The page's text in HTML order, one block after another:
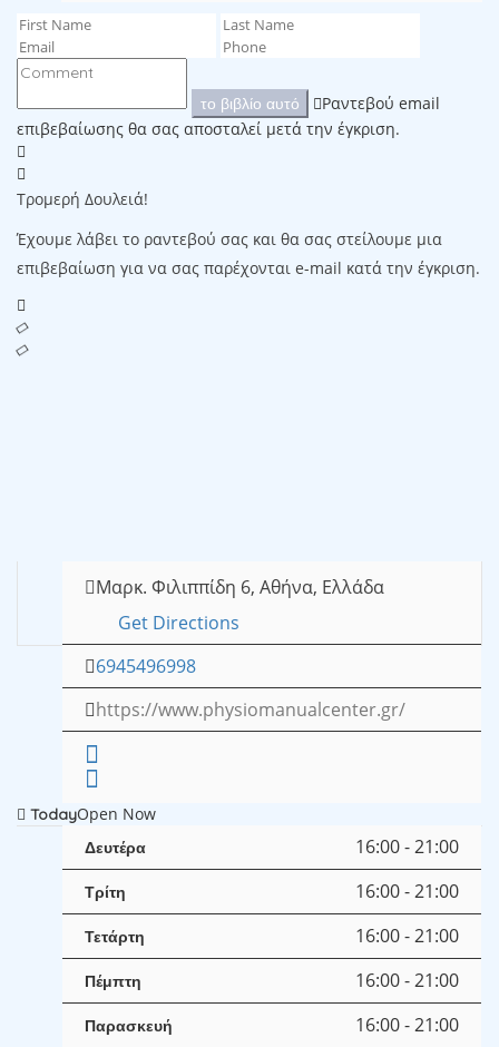
το βιβλίο αυτό
Ραντεβού email
επιβεβαίωσης θα σας αποσταλεί μετά την έγκριση.
Τρομερή Δουλειά!
Έχουμε λάβει το ραντεβού σας και θα σας στείλουμε μια
επιβεβαίωση για να σας παρέχονται e-mail κατά την έγκριση.
Μαρκ. Φιλιππίδη 6, Αθήνα, Ελλάδα
Get Directions
6945496998
https://www.physiomanualcenter.gr/
TodayOpen Now
Δευτέρα 16:00 - 21:00
Τρίτη 16:00 - 21:00
Τετάρτη 16:00 - 21:00
Πέμπτη 16:00 - 21:00
Παρασκευή 16:00 - 21:00